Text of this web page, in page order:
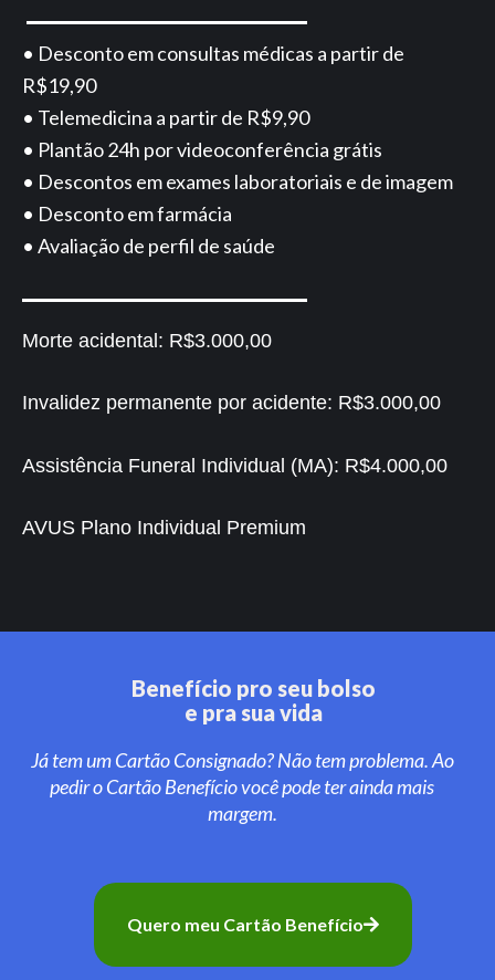
• Desconto em consultas médicas a partir de
R$19,90
• Telemedicina a partir de R$9,90
• Plantão 24h por videoconferência grátis
• Descontos em exames laboratoriais e de imagem
• Desconto em farmácia
• Avaliação de perfil de saúde
Morte acidental: R$3.000,00
Invalidez permanente por acidente: R$3.000,00
Assistência Funeral Individual (MA): R$4.000,00
AVUS Plano Individual Premium
Benefício pro seu bolso
e pra sua vida
Já tem um Cartão Consignado? Não tem problema. Ao
pedir o Cartão Benefício você pode ter ainda mais
margem.
Quero meu Cartão Benefício